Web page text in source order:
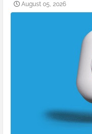
August 05, 2026